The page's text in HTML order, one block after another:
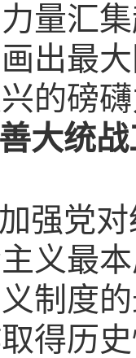
量汇
出最
的磅
大统
强党
义最
制度
得历